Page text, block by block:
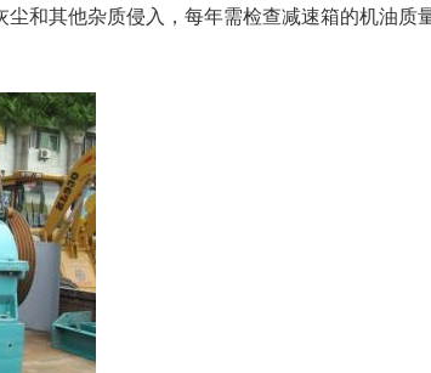
和其他杂质侵入，每年需检查减速箱的机油质